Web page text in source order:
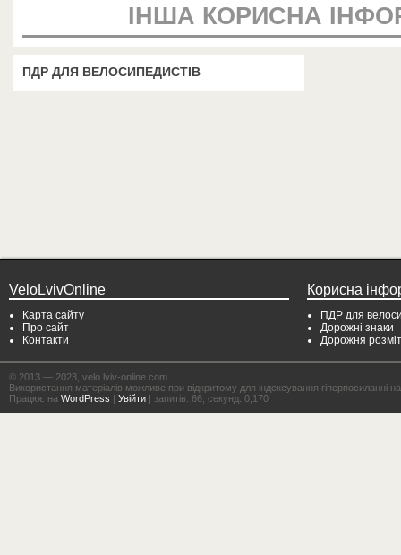
ІНША КОРИСНА
ПДР ДЛЯ ВЕЛОСИПЕДИСТІВ
VeloLvivOnline
Карта сайту
Про сайт
Контакти
Корисна
ПДР для
Дорожні знаки
Дорожня
© 2013 — 2023, velo.lviv-online.com
Використання матеріалів можливе при відкритому для індексування гіперпосиланні
Працює на WordPress | Увійти | запитів: 66, секунд: 0,170